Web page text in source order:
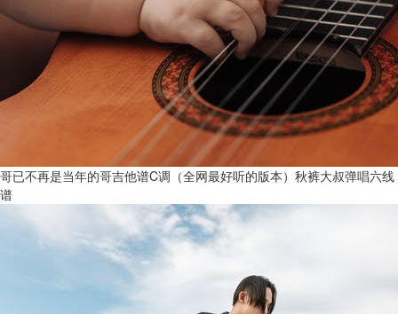
哥已不再是当年的哥吉他谱C调（全网最好听的版本）秋裤大叔弹唱六线
谱